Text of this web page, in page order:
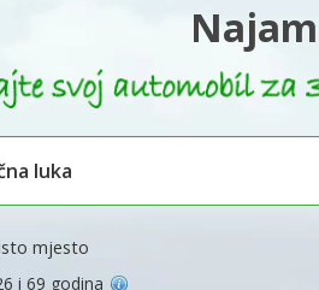
mjesto
i 69 godina